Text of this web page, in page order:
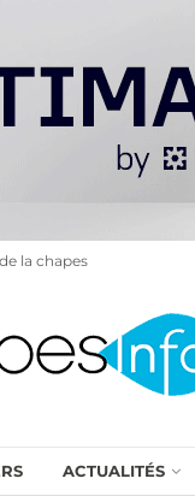
la chapes
ACTUALITÉS